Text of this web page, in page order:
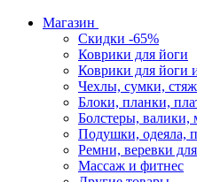
Магазин
Скидки -65%
Коврики для йоги
Коврики для йоги
Чехлы, сумки,
Блоки, планки,
Болстеры, валики,
Подушки, одеяла,
Ремни, веревки
Массаж и фитнес